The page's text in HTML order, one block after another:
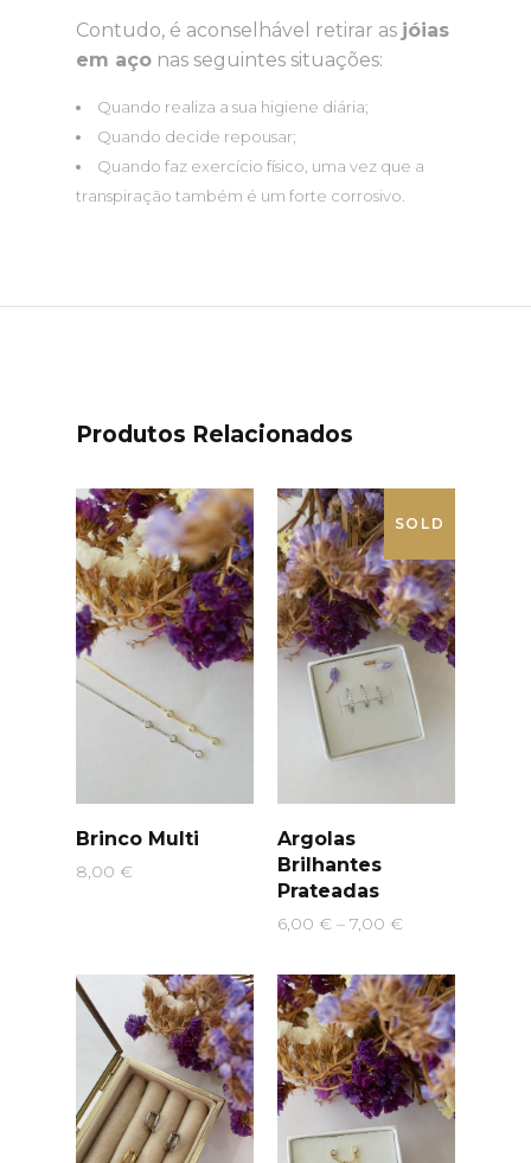
Contudo, é aconselhável retirar as jóias
em aço nas seguintes situações:
Quando realiza a sua higiene diária;
Quando decide repousar;
Quando faz exercício físico, uma vez que a
transpiração também é um forte corrosivo.
Produtos Relacionados
Brinco Multi
8,00 €
SOLD
Argolas
Brilhantes
Prateadas
6,00 € – 7,00 €Price
6,00 €
through
7,00 €